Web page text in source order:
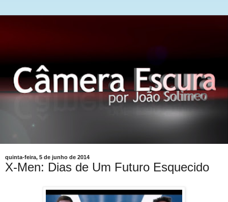
quinta-feira, 5 de junho de 2014
X-Men: Dias de Um Futuro Esquecido